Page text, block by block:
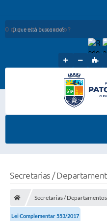
O que está buscando?
Secretarias /
Secretarias / Departamentos
Lei Complementar 553/2017